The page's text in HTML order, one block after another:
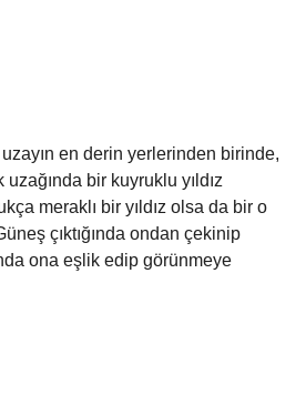
en derin yerlerinden birinde,
bir kuyruklu yıldız
meraklı bir yıldız olsa da bir o
çıktığında ondan çekinip
ona eşlik edip görünmeye